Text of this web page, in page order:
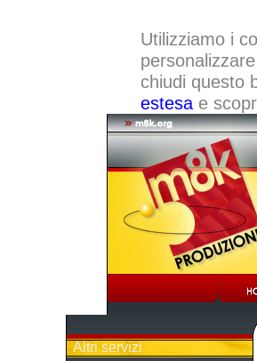
Utilizziamo i
chiudi questo
estesae
Altri servizi